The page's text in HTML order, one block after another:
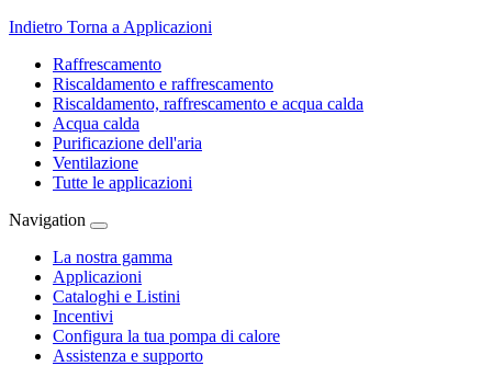
Indietro Torna a Applicazioni
Raffrescamento
Riscaldamento e raffrescamento
Riscaldamento, raffrescamento e acqua calda
Acqua calda
Purificazione dell'aria
Ventilazione
Tutte le applicazioni
Navigation
La nostra gamma
Applicazioni
Cataloghi e Listini
Incentivi
Configura la tua pompa di calore
Assistenza e supporto